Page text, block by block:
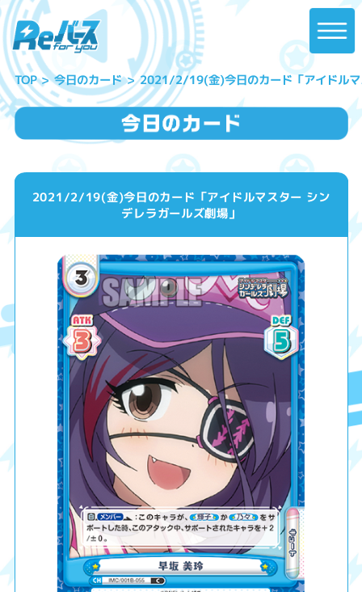
TOP 今日のカード 2021/2/19(金)今日のカード「アイドルマ
2021/2/19(金)今日のカード「アイドルマスター シン
デレラガールズ劇場」